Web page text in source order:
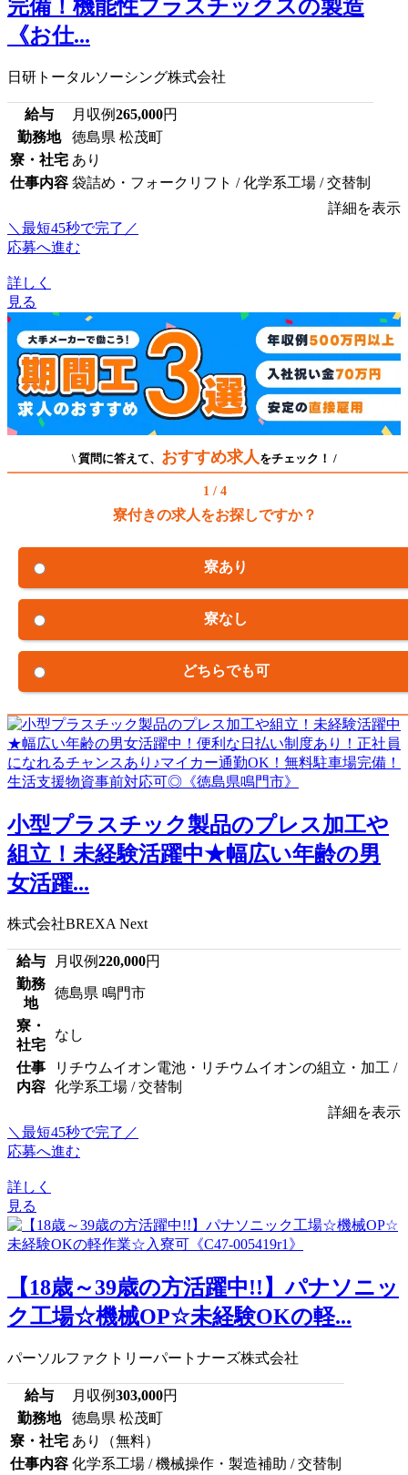
完備！機能性プラスチックスの製造
《お仕...
日研トータルソーシング株式会社
給与 月収例265,000円
勤務地
徳島県 松茂町
寮・社宅 あり
仕事内容 袋詰め・フォークリフト / 化学系工場 / 交替制
詳細を表示
＼最短45秒で完了／
応募へ進む
詳しく
見る
\ 質問に答えて、 おすすめ求人 をチェック！ /
1 / 4
寮付きの求人をお探しですか？
寮あり
寮なし
どちらでも可
小型プラスチック製品のプレス加工や
組立！未経験活躍中★幅広い年齢の男
女活躍...
株式会社BREXA Next
給与 月収例220,000円
勤務
地
徳島県 鳴門市
寮・
社宅
なし
仕事
内容
リチウムイオン電池・リチウムイオンの組立・加工 /
化学系工場 / 交替制
詳細を表示
＼最短45秒で完了／
応募へ進む
詳しく
見る
【18歳～39歳の方活躍中!!】パナソニッ
ク工場☆機械OP☆未経験OKの軽...
パーソルファクトリーパートナーズ株式会社
給与 月収例303,000円
勤務地
徳島県 松茂町
寮・社宅 あり（無料）
仕事内容 化学系工場 / 機械操作・製造補助 / 交替制